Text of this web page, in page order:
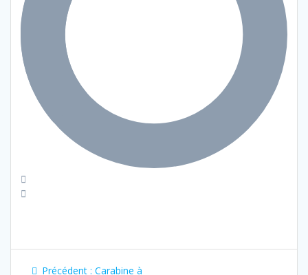
Navigation
Précédent : Article
Carabine à